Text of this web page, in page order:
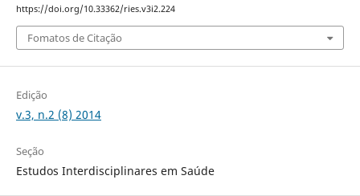
https://doi.org/10.33362/ries.v3i2.224
Fomatos de Citação
Edição
v.3, n.2 (8) 2014
Seção
Estudos Interdisciplinares em Saúde